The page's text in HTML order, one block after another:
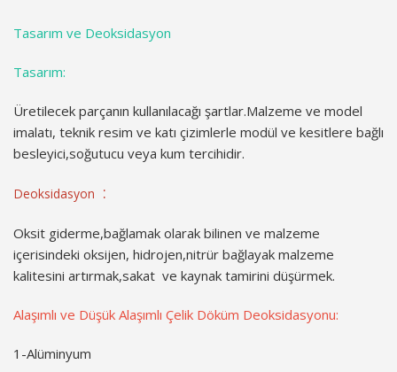
Tasarım ve Deoksidasyon
Tasarım:
Üretilecek parçanın kullanılacağı şartlar.Malzeme ve model
imalatı, teknik resim ve katı çizimlerle modül ve kesitlere bağlı
besleyici,soğutucu veya kum tercihidir.
Deoksidasyon :
Oksit giderme,bağlamak olarak bilinen ve malzeme
içerisindeki oksijen, hidrojen,nitrür bağlayak malzeme
kalitesini artırmak,sakat ve kaynak tamirini düşürmek.
Alaşımlı ve Düşük Alaşımlı Çelik Döküm Deoksidasyonu:
1-Alüminyum